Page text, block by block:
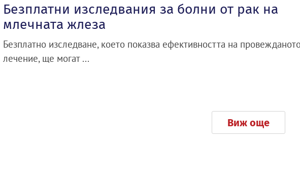
Безплатни изследвания за болни от рак на
млечната жлеза
Безплатно изследване, което показва ефективността на
лечение, ще могат ...
Виж още